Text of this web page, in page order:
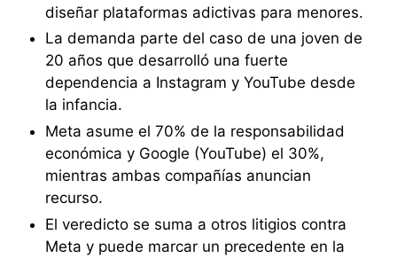
diseñar plataformas adictivas para menores.
La demanda parte del caso de una joven de
20 años que desarrolló una fuerte
dependencia a Instagram y YouTube desde
la infancia.
Meta asume el 70% de la responsabilidad
económica y Google (YouTube) el 30%,
mientras ambas compañías anuncian
recurso.
El veredicto se suma a otros litigios contra
Meta y puede marcar un precedente en la